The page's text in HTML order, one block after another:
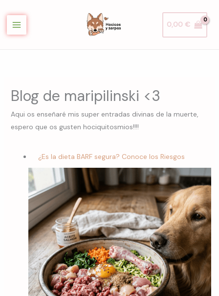
0,00 €
Blog de maripilinski <3
Aqui os enseñaré mis super entradas divinas de la muerte,
espero que os gusten hociquitosmios!!!!
¿Es la dieta BARF segura? Conoce los Riesgos